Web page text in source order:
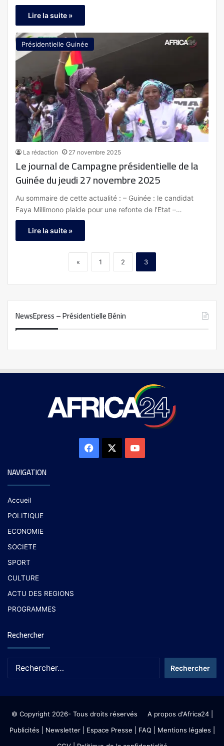
Lire la suite »
Présidentielle Guinée
La rédaction 27 novembre 2025
Le journal de Campagne présidentielle de la
Guinée du jeudi 27 novembre 2025
Au sommaire de cette actualité : – Guinée : le candidat
Faya Millimono plaide pour une refonte de l’Etat –…
Lire la suite »
« 1 2 3
NewsEpress – Présidentielle Bénin
NAVIGATION
Accueil
POLITIQUE
ECONOMIE
SOCIETE
SPORT
CULTURE
ACTU DES REGIONS
PROGRAMMES
Rechercher
© Copyright 2026- Tous droits réservés A propos d'Africa24|
Publicités
Newsletter| Espace Presse | FAQ | Mentions légales